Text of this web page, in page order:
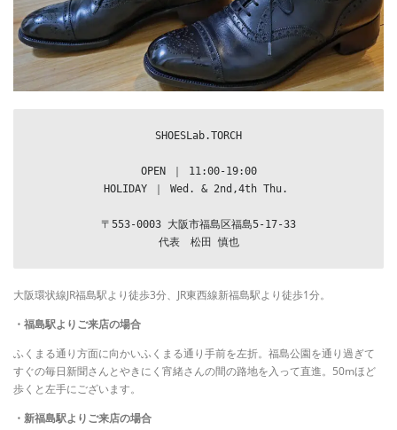
SHOESLab.TORCH
OPEN ｜ 11:00-19:00
HOLIDAY ｜ Wed. & 2nd,4th Thu.
〒553-0003 大阪市福島区福島5-17-33
代表　松田 慎也
大阪環状線JR福島駅より徒歩3分、JR東西線新福島駅より徒歩1分。
・福島駅よりご来店の場合
ふくまる通り方面に向かいふくまる通り手前を左折。福島公園を通り過ぎて
すぐの毎日新聞さんとやきにく宵緒さんの間の路地を入って直進。50mほど
歩くと左手にございます。
・新福島駅よりご来店の場合